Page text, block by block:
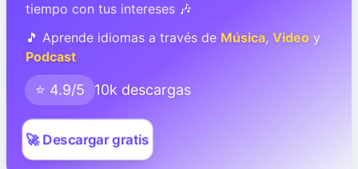
tiempo con tus intereses 🎶
🎵 Aprende idiomas a través de Música, Video y
Podcast
⭐ 4.9/5 10k descargas
🚀 Descargar gratis